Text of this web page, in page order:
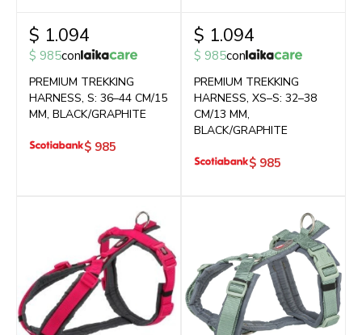
$ 1.094
$ 985con
PREMIUM TREKKING
HARNESS, S: 36–44 CM/15
MM, BLACK/GRAPHITE
$ 985
$ 1.094
$ 985con
PREMIUM TREKKING
HARNESS, XS–S: 32–38
CM/13 MM,
BLACK/GRAPHITE
$ 985